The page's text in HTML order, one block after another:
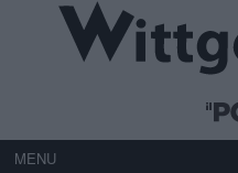
MENU